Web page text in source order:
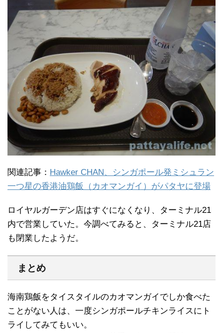
関連記事： Hawker CHAN、シンガポール発ミシュラン
一つ星の香港油鶏飯（カオマンガイ）がパタヤに登場
ロイヤルガーデン店はすぐになくなり、ターミナル21
内で営業していた。今調べてみると、ターミナル21店
も閉業したようだ。
まとめ
海南鶏飯をタイスタイルのカオマンガイでしか食べた
ことがない人は、一度シンガポールチキンライスにト
ライしてみてもいい。